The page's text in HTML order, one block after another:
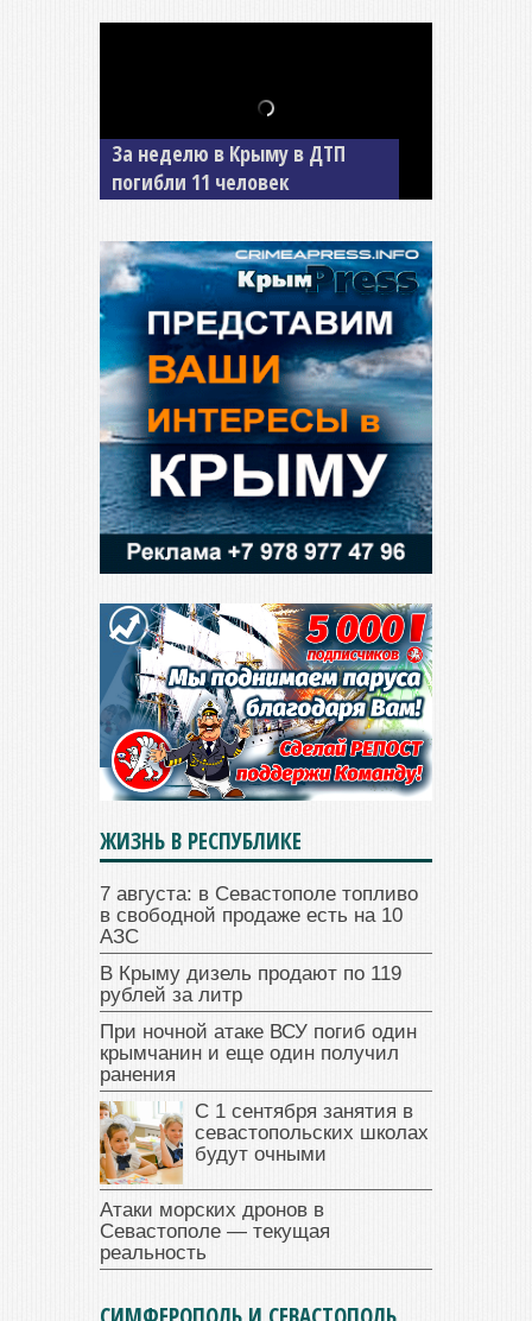
За неделю в Крыму в ДТП
погибли 11 человек
В Джанкое водитель ВАЗа
сбил двух детей на «зебре»
ЖИЗНЬ В РЕСПУБЛИКЕ
7 августа: в Севастополе топливо
в свободной продаже есть на 10
АЗС
В Крыму дизель продают по 119
рублей за литр
При ночной атаке ВСУ погиб один
крымчанин и еще один получил
ранения
С 1 сентября занятия в
севастопольских школах
будут очными
Атаки морских дронов в
Севастополе — текущая
реальность